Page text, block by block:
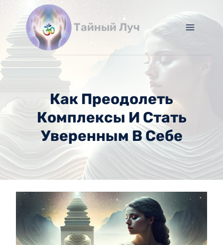
содержимому
Тайный Луч
Как Преодолеть
Комплексы И Стать
Уверенным В Себе